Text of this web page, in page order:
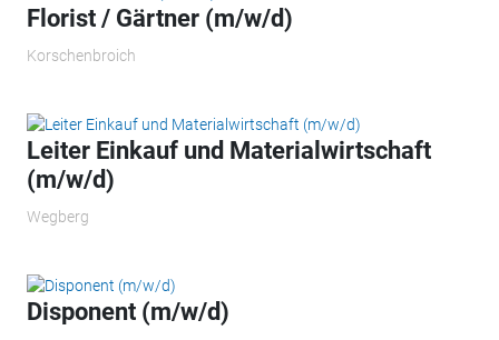
Florist / Gärtner (m/w/d)
Korschenbroich
Leiter Einkauf und Materialwirtschaft
(m/w/d)
Wegberg
Disponent (m/w/d)